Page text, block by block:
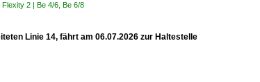
2 | Be 4/6, Be 6/8
Linie 14, fährt am 06.07.2026 zur Haltestelle